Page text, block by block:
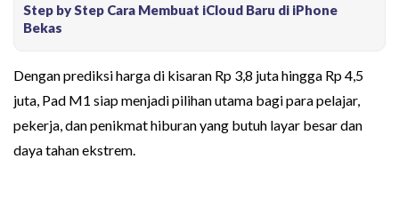
Step by Step Cara Membuat iCloud Baru di iPhone
Bekas
Dengan prediksi harga di kisaran Rp 3,8 juta hingga Rp 4,5
juta, Pad M1 siap menjadi pilihan utama bagi para pelajar,
pekerja, dan penikmat hiburan yang butuh layar besar dan
daya tahan ekstrem.